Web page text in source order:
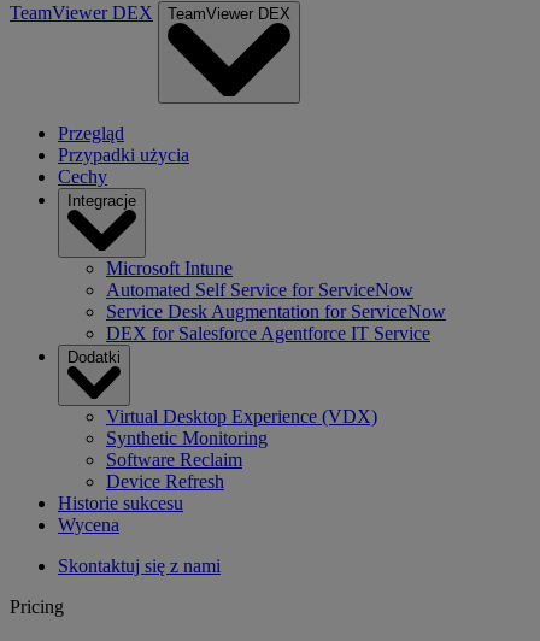
TeamViewer DEX TeamViewer DEX
Przegląd
Przypadki użycia
Cechy
Integracje
Microsoft Intune
Automated Self Service for ServiceNow
Service Desk Augmentation for ServiceNow
DEX for Salesforce Agentforce IT Service
Dodatki
Virtual Desktop Experience (VDX)
Synthetic Monitoring
Software Reclaim
Device Refresh
Historie sukcesu
Wycena
Skontaktuj się z nami
Pricing